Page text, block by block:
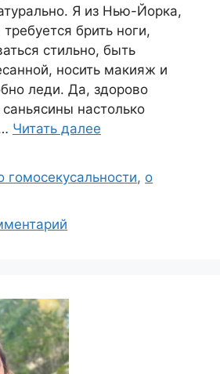
Я из Нью-Йорка,
брить ноги,
стильно, быть
носить макияж и
леди. Да, здорово
настолько
Читать далее
гомосекусальности, о